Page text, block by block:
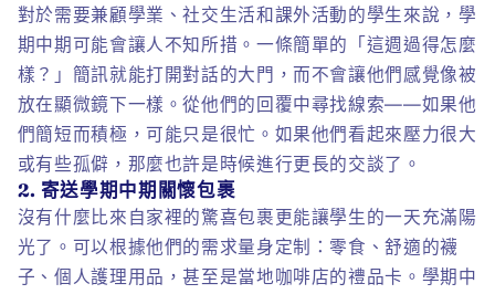
對於需要兼顧學業、社交生活和課外活動的學生來說，學
期中期可能會讓人不知所措。一條簡單的「這週過得怎麼
樣？」簡訊就能打開對話的大門，而不會讓他們感覺像被
放在顯微鏡下一樣。從他們的回覆中尋找線索——如果他
們簡短而積極，可能只是很忙。如果他們看起來壓力很大
或有些孤僻，那麼也許是時候進行更長的交談了。
2. 寄送學期中期關懷包裹
沒有什麼比來自家裡的驚喜包裹更能讓學生的一天充滿陽
光了。可以根據他們的需求量身定制：零食、舒適的襪
子、個人護理用品，甚至是當地咖啡店的禮品卡。學期中